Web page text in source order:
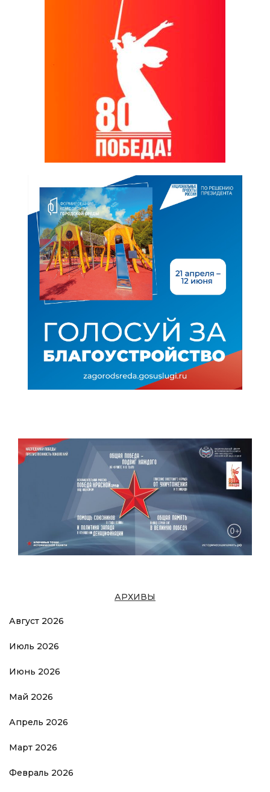
АРХИВЫ
Август 2026
Июль 2026
Июнь 2026
Май 2026
Апрель 2026
Март 2026
Февраль 2026